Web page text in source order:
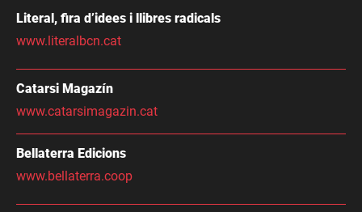
Literal, fira d’idees i llibres radicals
www.literalbcn.cat
Catarsi Magazín
www.catarsimagazin.cat
Bellaterra Edicions
www.bellaterra.coop